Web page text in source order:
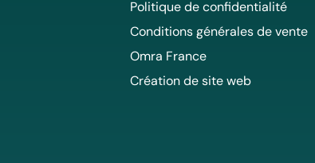
Politique de confidentialité
Conditions générales de vente
Omra France
Création de site web